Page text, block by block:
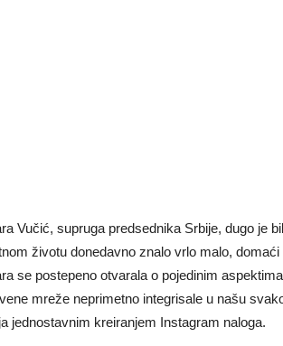
Vučić, supruga predsednika Srbije, dugo je
životu donedavno znalo vrlo malo,
se postepeno otvarala o pojedinim
mreže neprimetno integrisale u našu
jednostavnim kreiranjem Instagram naloga.